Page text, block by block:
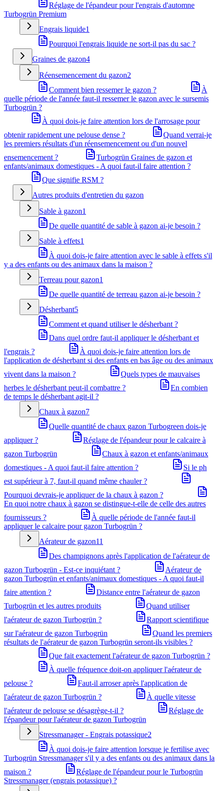
Réglage de l'épandeur pour l'engrais d'automne
Turbogrün Premium
Engrais liquide1
Pourquoi l'engrais liquide ne sort-il pas du sac ?
Graines de gazon4
Réensemencement du gazon2
Comment bien ressemer le gazon ?
À
quelle période de l'année faut-il ressemer le gazon avec le sursemis
Turbogrün ?
À quoi dois-je faire attention lors de l'arrosage pour
obtenir rapidement une pelouse dense ?
Quand verrai-je
les premiers résultats d'un réensemencement ou d'un nouvel
ensemencement ?
Turbogrün Graines de gazon et
enfants/animaux domestiques - A quoi faut-il faire attention ?
Que signifie RSM ?
Autres produits d'entretien du gazon
Sable à gazon1
De quelle quantité de sable à gazon ai-je besoin ?
Sable à effets1
À quoi dois-je faire attention avec le sable à effets s'il
y a des enfants ou des animaux dans la maison ?
Terreau pour gazon1
De quelle quantité de terreau gazon ai-je besoin ?
Désherbant5
Comment et quand utiliser le désherbant ?
Dans quel ordre faut-il appliquer le désherbant et
l'engrais ?
À quoi dois-je faire attention lors de
l'application de désherbant si des enfants en bas âge ou des animaux
vivent dans la maison ?
Quels types de mauvaises
herbes le désherbant peut-il combattre ?
En combien
de temps le désherbant agit-il ?
Chaux à gazon7
Quelle quantité de chaux gazon Turbogreen dois-je
appliquer ?
Réglage de l'épandeur pour le calcaire à
gazon Turbogrün
Chaux à gazon et enfants/animaux
domestiques - A quoi faut-il faire attention ?
Si le ph
est supérieur à 7, faut-il quand même chauler ?
Pourquoi devrais-je appliquer de la chaux à gazon ?
En quoi notre chaux à gazon se distingue-t-elle de celle des autres
fournisseurs ?
À quelle période de l'année faut-il
appliquer le calcaire pour gazon Turbogrün ?
Aérateur de gazon11
Des champignons après l'application de l'aérateur de
gazon Turbogrün - Est-ce inquiétant ?
Aérateur de
gazon Turbogrün et enfants/animaux domestiques - A quoi faut-il
faire attention ?
Distance entre l'aérateur de gazon
Turbogrün et les autres produits
Quand utiliser
l'aérateur de gazon Turbogrün ?
Rapport scientifique
sur l'aérateur de gazon Turbogrün
Quand les premiers
résultats de l'aérateur de gazon Turbogrün seront-ils visibles ?
Que fait exactement l'aérateur de gazon Turbogrün ?
À quelle fréquence doit-on appliquer l'aérateur de
pelouse ?
Faut-il arroser après l'application de
l'aérateur de gazon Turbogrün ?
À quelle vitesse
l'aérateur de pelouse se désagrège-t-il ?
Réglage de
l'épandeur pour l'aérateur de gazon Turbogrün
Stressmanager - Engrais potassique2
À quoi dois-je faire attention lorsque je fertilise avec
Turbogrün Stressmanager s'il y a des enfants ou des animaux dans la
maison ?
Réglage de l'épandeur pour le Turbogrün
Stressmanager (engrais potassique) ?